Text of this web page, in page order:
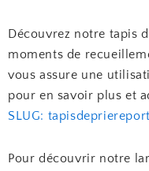
Découvrez notre tapis
moments de
vous assure une
pour en savoir plus et
SLUG:
Pour découvrir notre